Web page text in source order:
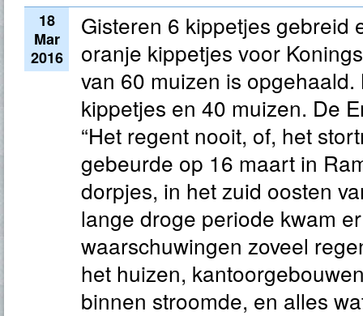
18
Mar
2016
Gisteren 6 kippetjes gebreid
oranje kippetjes voor
van 60 muizen is
kippetjes en 40 muizen. De
“Het regent nooit, of, het
gebeurde op 16 maart in
dorpjes, in het zuid oosten
lange droge periode kwam
waarschuwingen zoveel
het huizen,
binnen stroomde, en alles